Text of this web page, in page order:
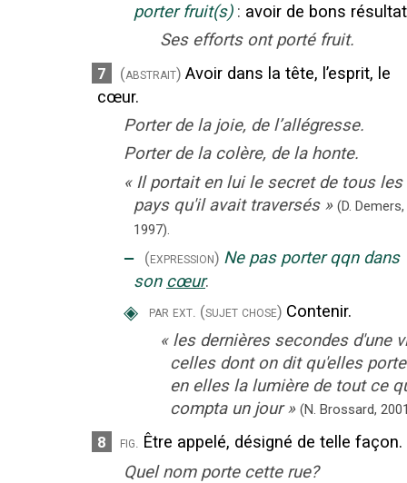
porter fruit(s) : avoir de bons
Ses efforts ont porté fruit.
7 (abstrait) Avoir dans la tête, l’esprit, le
cœur.
Porter de la joie, de l’allégresse.
Porter de la colère, de la honte.
« Il portait en lui le secret de tous les
pays qu'il avait traversés » (D. Demers,
1997).
‒ (expression) Ne pas porter qqn dans
son cœur.
◈ par ext. (sujet chose) Contenir.
« les dernières secondes d'une
celles dont on dit qu'elles
en elles la lumière de tout ce
compta un jour » (N. Brossard,
8 fig. Être appelé, désigné de telle façon.
Quel nom porte cette rue?